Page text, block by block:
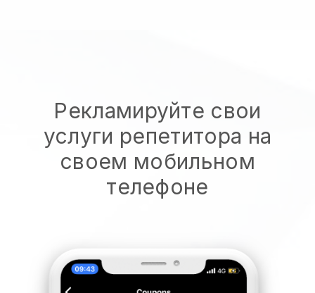
Рекламируйте свои
услуги репетитора на
своем мобильном
телефоне